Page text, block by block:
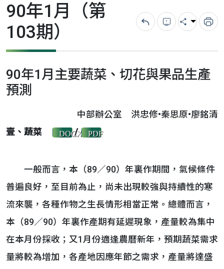
90年1月（第
103期）
回上一頁錯誤回報
分享 列
90年1月主要蔬菜、切花與果品生產
預測
中部辦公室 洪忠修•秦思原•廖銘清
壹、蔬菜
DOCX
/ PDF
一般而言，本（89／90）年裏作期間，氣候條件
普遍良好，至目前為止，尚未出現較強與持續性的寒
流來襲，各種作物之生長情形相當正常。總體而言，
本（89／90）年裏作產期有延遲現象，產量較為集中
在本月份採收；又1月份適逢農曆新年，預期蔬菜需求
量將較為增加，各產地因應年節之需求，產量將達盛